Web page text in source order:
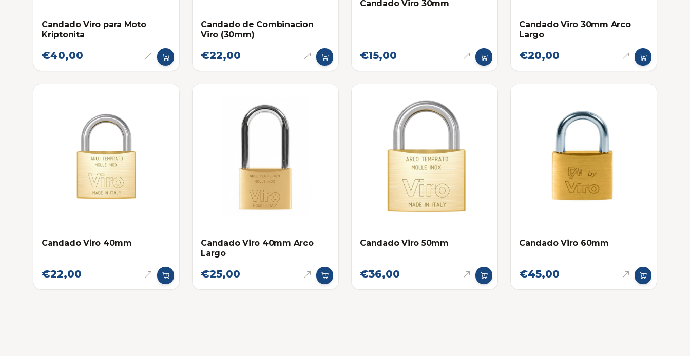
Candado Viro para Moto
Kriptonita
€40,00
Candado de Combinacion
Viro (30mm)
€22,00
Candado Viro 30mm
€15,00
Candado Viro 30mm Arco
Largo
€20,00
Candado Viro 40mm
€22,00
Candado Viro 40mm Arco
Largo
€25,00
Candado Viro 50mm
€36,00
Candado Viro 60mm
€45,00